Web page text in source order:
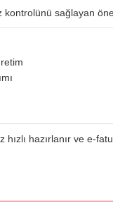
sağlayan
hızlı hazırlanır ve e-